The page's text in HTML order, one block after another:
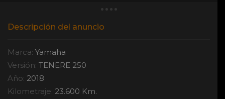
Descripción del anuncio
Marca: Yamaha
Versión: TENERE 250
Año: 2018
Kilometraje: 23.600 Km.